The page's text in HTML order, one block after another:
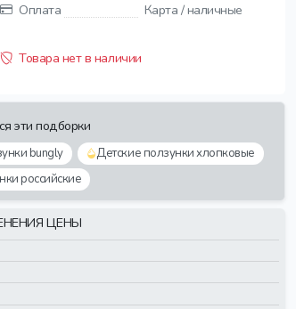
Оплата Карта / наличные
Товара нет в наличии
эти подборки
bungly
Детские ползунки хлопковые
российские
ЦЕНЫ